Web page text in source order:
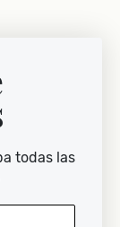
todas las